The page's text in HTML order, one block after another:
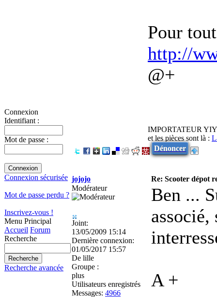
Connexion
Identifiant :
Mot de passe :
Connexion sécurisée
Mot de passe perdu ?
Inscrivez-vous !
Menu Principal
Accueil Forum
Recherche
Recherche avancée
Pour
http://
@+
IMPORTATEUR
et les pièces sont là :
Dénoncer
jojojo
Re: Scooter dépot
Modérateur
Joint:
13/05/2009 15:14
Dernière connexion:
01/05/2017 15:57
De lille
Groupe :
plus
Utilisateurs enregistrés
Messages: 4966
Ben ...
A +